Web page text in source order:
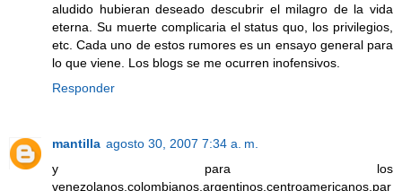
aludido hubieran deseado descubrir el milagro de la vida
eterna. Su muerte complicaria el status quo, los privilegios,
etc. Cada uno de estos rumores es un ensayo general para
lo que viene. Los blogs se me ocurren inofensivos.
Responder
mantilla agosto 30, 2007 7:34 a. m.
y para los
venezolanos,colombianos,argentinos,centroamericanos,par